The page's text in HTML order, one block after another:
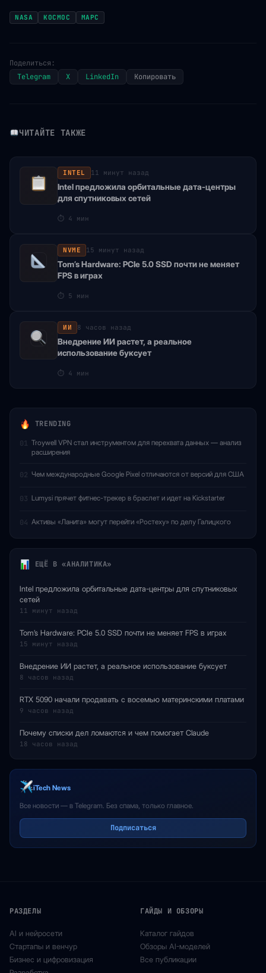
NASA КОСМОС МАРС
Поделиться:
Telegram
X LinkedIn Копировать
ЧИТАЙТЕ ТАКЖЕ
INTEL 11 минут назад
Intel предложила орбитальные дата-центры
для спутниковых сетей
⏱ 4 мин
NVME 15 минут назад
Tom’s Hardware: PCIe 5.0 SSD почти не меняет
FPS в играх
⏱ 5 мин
ИИ 8 часов назад
Внедрение ИИ растет, а реальное
использование буксует
⏱ 4 мин
TRENDING
01 Troywell VPN стал инструментом для перехвата данных — анализ
расширения
02 Чем международные Google Pixel отличаются от версий для США
03 Lumysi прячет фитнес-трекер в браслет и идет на Kickstarter
04 Активы «Ланита» могут перейти «Ростеху» по делу Галицкого
ЕЩЁ В «АНАЛИТИКА»
Intel предложила орбитальные дата-центры для спутниковых
сетей
11 минут назад
Tom’s Hardware: PCIe 5.0 SSD почти не меняет FPS в играх
15 минут назад
Внедрение ИИ растет, а реальное использование буксует
8 часов назад
RTX 5090 начали продавать с восемью материнскими платами
9 часов назад
Почему списки дел ломаются и чем помогает Claude
18 часов назад
iTech News
Все новости — в Telegram. Без спама, только главное.
Подписаться
РАЗДЕЛЫ
AI и нейросети
Стартапы и венчур
Бизнес и цифровизация
ГАЙДЫ И ОБЗОРЫ
Каталог гайдов
Обзоры AI-моделей
Все публикации